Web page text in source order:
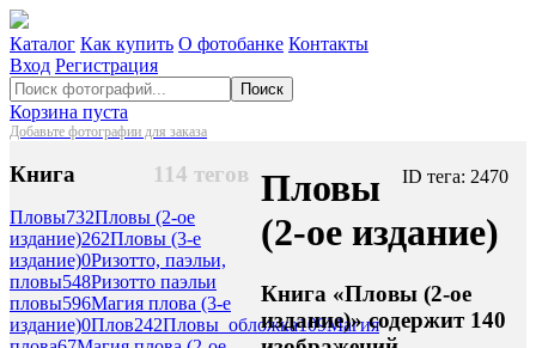
Каталог Как купить О фотобанке Контакты
Вход Регистрация
Поиск
Корзина пуста
Добавьте фотографии для заказа
114 тегов
Книга
Пловы732Пловы (2-ое
издание)262Пловы (3-е
издание)0Ризотто, паэльи,
пловы548Ризотто паэльи
пловы596Магия плова (3-е
издание)0Плов242Пловы_обложка109Магия
ID тега: 2470
Пловы
(2-ое издание)
Книга «Пловы (2-ое
издание)» содержит 140